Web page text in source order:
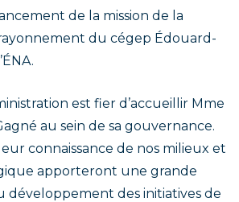
de la mission de la
du cégep Édouard-
est fier d’accueillir Mme
au sein de sa gouvernance.
connaissance de nos milieux et
apporteront une grande
développement des initiatives de